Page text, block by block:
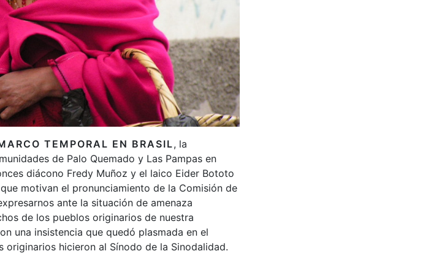
TEMPORAL EN BRASIL, la
de Palo Quemado y Las Pampas en
diácono Fredy Muñoz y el laico Eider Bototo
motivan el pronunciamiento de la Comisión de
ante la situación de amenaza
de los pueblos originarios de nuestra
una insistencia que quedó plasmada en el
hicieron al Sínodo de la Sinodalidad.